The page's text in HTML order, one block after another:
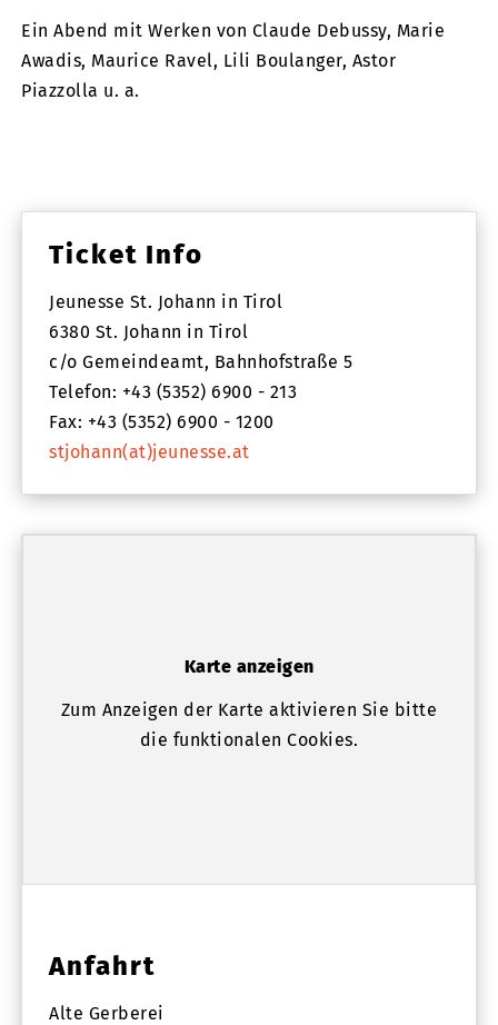
Ein Abend mit Werken von Claude Debussy, Marie
Awadis, Maurice Ravel, Lili Boulanger, Astor
Piazzolla u. a.
Ticket Info
Jeunesse St. Johann in Tirol
6380 St. Johann in Tirol
c/o Gemeindeamt, Bahnhofstraße 5
Telefon: +43 (5352) 6900 - 213
Fax: +43 (5352) 6900 - 1200
stjohann(at)jeunesse.at
Karte anzeigen
Zum Anzeigen der Karte aktivieren Sie bitte
die funktionalen Cookies.
Anfahrt
Alte Gerberei